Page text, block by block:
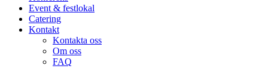
Event & festlokal
Catering
Kontakt
Kontakta oss
Om oss
FAQ